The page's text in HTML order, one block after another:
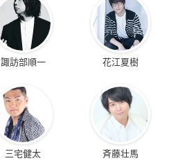
諏訪部順一 花江夏樹
三宅健太 斉藤壮馬